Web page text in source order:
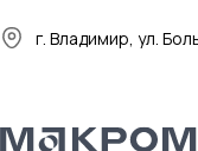
г. Владимир, ул.